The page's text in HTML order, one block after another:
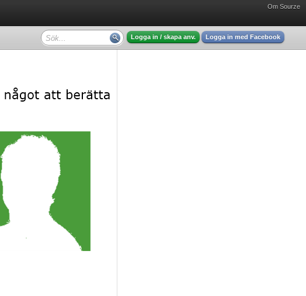
Om Sourze
Logga in / skapa anv. Logga in med Facebook